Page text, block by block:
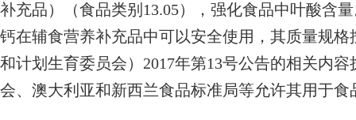
补充品）（食品类别13.05），强化食品中叶酸含
钙在辅食营养补充品中可以安全使用，其质量规
和计划生育委员会）2017年第13号公告的相关内
会、澳大利亚和新西兰食品标准局等允许其用于食